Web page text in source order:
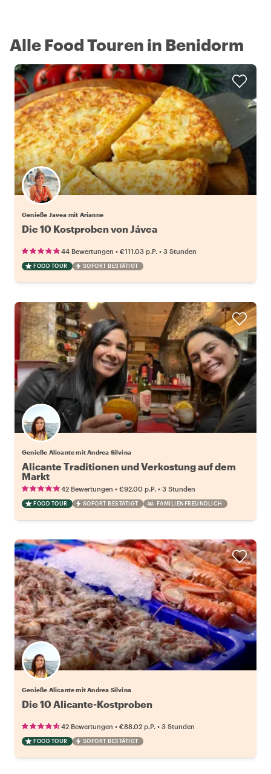
Alle Food Touren in Benidorm
Genieße Javea mit Arianne
Die 10 Kostproben von Jávea
44 Bewertungen • €111.03 p.P. • 3 Stunden
FOOD TOUR SOFORT BESTÄTIGT
Genieße Alicante mit Andrea Silvina
Alicante Traditionen und Verkostung auf dem
Markt
42 Bewertungen • €92.00 p.P. • 3 Stunden
FOOD TOUR SOFORT BESTÄTIGT FAMILIENFREUNDLICH
Genieße Alicante mit Andrea Silvina
Die 10 Alicante-Kostproben
42 Bewertungen • €88.02 p.P. • 3 Stunden
FOOD TOUR SOFORT BESTÄTIGT